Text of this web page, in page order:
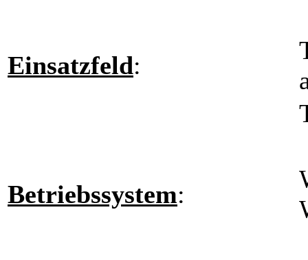
Einsatzfeld:
Betriebssystem: